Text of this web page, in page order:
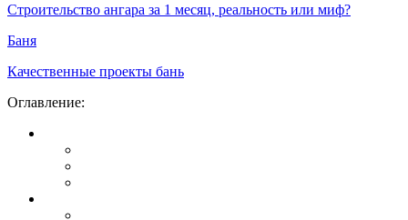
Строительство ангара за 1 месяц, реальность или миф?
Баня
Качественные проекты бань
Оглавление: